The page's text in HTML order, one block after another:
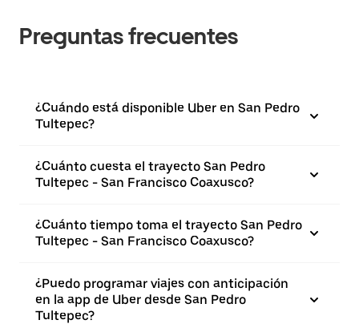
Preguntas frecuentes
¿Cuándo está disponible Uber en San Pedro
Tultepec?
¿Cuánto cuesta el trayecto San Pedro
Tultepec - San Francisco Coaxusco?
¿Cuánto tiempo toma el trayecto San Pedro
Tultepec - San Francisco Coaxusco?
¿Puedo programar viajes con anticipación
en la app de Uber desde San Pedro
Tultepec?